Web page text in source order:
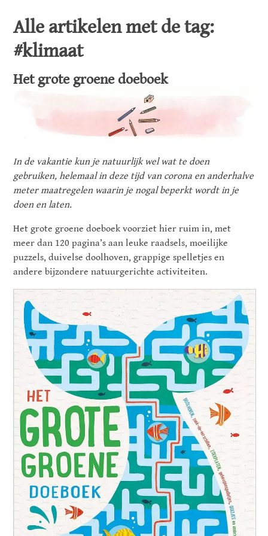
Alle artikelen met de tag:
#klimaat
Het grote groene doeboek
In de vakantie kun je natuurlijk wel wat te doen
gebruiken, helemaal in deze tijd van corona en anderhalve
meter maatregelen waarin je nogal beperkt wordt in je
doen en laten.
Het grote groene doeboek voorziet hier ruim in, met
meer dan 120 pagina’s aan leuke raadsels, moeilijke
puzzels, duivelse doolhoven, grappige spelletjes en
andere bijzondere natuurgerichte activiteiten.